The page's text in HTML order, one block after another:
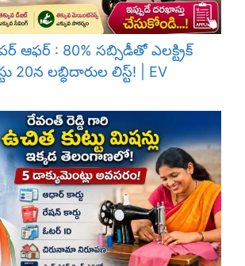
ఆఫర్ : 80% సబ్సిడీతో ఎలక్ట్రిక్
20న లబ్ధిదారుల లిస్ట్! | EV